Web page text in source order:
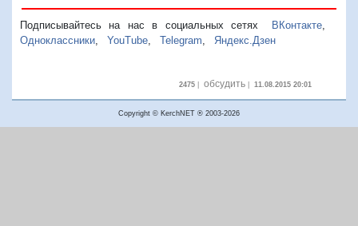
Подписывайтесь на нас в социальных сетях ВКонтакте,
Одноклассники, YouTube, Telegram, Яндекс.Дзен
2475| обсудить| 11.08.2015 20:01
Copyright © KerchNET ® 2003-2026